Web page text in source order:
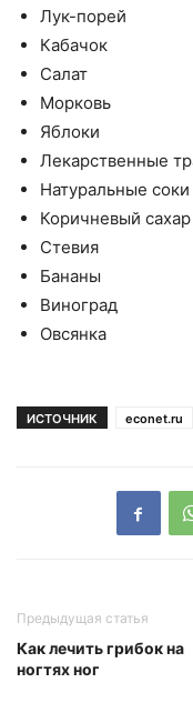
Лук-порей
Кабачок
Салат
Морковь
Яблоки
Лекарственные
Натуральные соки
Коричневый сахар
Стевия
Бананы
Виноград
Овсянка
ИСТОЧНИК econet.ru
Предыдущая статья
Как лечить грибок на
ногтях ног